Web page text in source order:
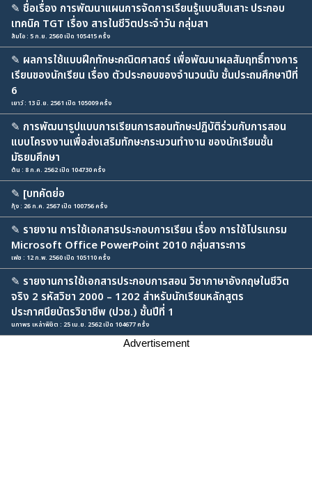
✎ ชื่อเรื่อง การพัฒนาแผนการจัดการเรียนรู้แบบสืบเสาะ ประกอบ
เทคนิค TGT เรื่อง สารในชีวิตประจำวัน กลุ่มสา
ส้มโอ : 5 ก.ย. 2560 เปิด 105415 ครั้ง
✎ ผลการใช้แบบฝึกทักษะคณิตศาสตร์ เพื่อพัฒนาผลสัมฤทธิ์ทางการ
เรียนของนักเรียน เรื่อง ตัวประกอบของจำนวนนับ ชั้นประถมศึกษาปีที่
6
เยาว์ : 13 มิ.ย. 2561 เปิด 105009 ครั้ง
✎ การพัฒนารูปแบบการเรียนการสอนทักษะปฏิบัติร่วมกับการสอน
แบบโครงงานเพื่อส่งเสริมทักษะกระบวนทำงาน ของนักเรียนชั้น
มัธยมศึกษา
ต้น : 8 ก.ค. 2562 เปิด 104730 ครั้ง
✎ [บทคัดย่อ
กุ้ง : 26 ก.ค. 2567 เปิด 100756 ครั้ง
✎ รายงาน การใช้เอกสารประกอบการเรียน เรื่อง การใช้โปรแกรม
Microsoft Office PowerPoint 2010 กลุ่มสาระการ
เฟซ : 12 ก.พ. 2560 เปิด 105110 ครั้ง
✎ รายงานการใช้เอกสารประกอบการสอน วิชาภาษาอังกฤษในชีวิต
จริง 2 รหัสวิชา 2000 – 1202 สำหรับนักเรียนหลักสูตร
ประกาศนียบัตรวิชาชีพ (ปวช.) ชั้นปีที่ 1
นภาพร เหล่าพิชิต : 25 เม.ย. 2562 เปิด 104677 ครั้ง
Advertisement